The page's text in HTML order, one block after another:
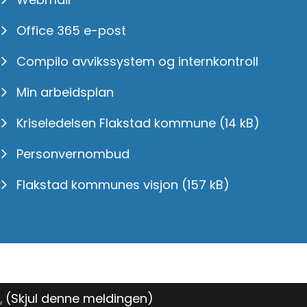
Office 365 e-post
Compilo avvikssystem og internkontroll
Min arbeidsplan
Kriseledelsen Flakstad kommune (14 kB)
Personvernombud
Flakstad kommunes visjon (157 kB)
(Skjul denne meldingen)